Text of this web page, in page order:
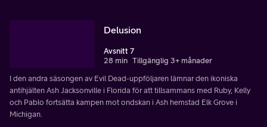
Delusion
Avsnitt 7
28 min Tillgänglig 3+ månader
I den andra säsongen av Evil Dead-uppföljaren lämnar den ikoniska
antihjälten Ash Jacksonville i Florida för att tillsammans med Ruby, Kelly
och Pablo fortsätta kampen mot ondskan i Ash hemstad Elk Grove i
Michigan.